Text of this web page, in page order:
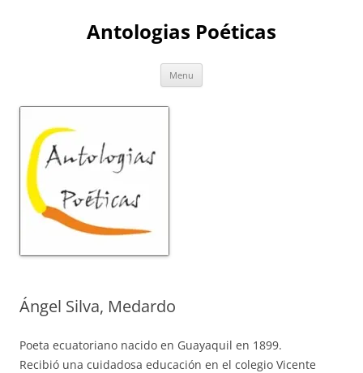
Antologias Poéticas
Menu
Ángel Silva, Medardo
Poeta ecuatoriano nacido en Guayaquil en 1899.
Recibió una cuidadosa educación en el colegio Vicente